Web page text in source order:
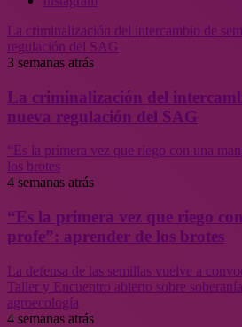
La criminalización del intercambio de
regulación del SAG
3 semanas atrás
La criminalización del
nueva regulación del SAG
“Es la primera vez que riego con una
los brotes
4 semanas atrás
“Es la primera vez que riego
profe”: aprender de los brotes
La defensa de las semillas vuelve a
Taller y Encuentro abierto sobre
agroecología
4 semanas atrás